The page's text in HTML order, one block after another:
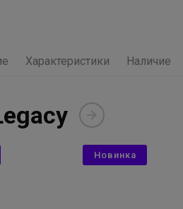
Характеристики Наличие
Новинка